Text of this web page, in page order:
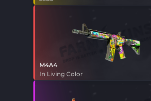
M4A4
In Living Color